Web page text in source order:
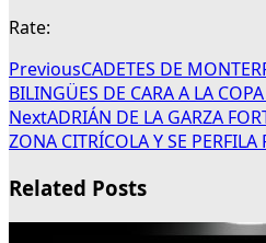
Rate:
PreviousCADETES DE
BILINGÜES DE CARA A LA
NextADRIÁN DE LA GARZA
ZONA CITRÍCOLA Y SE
Related Posts